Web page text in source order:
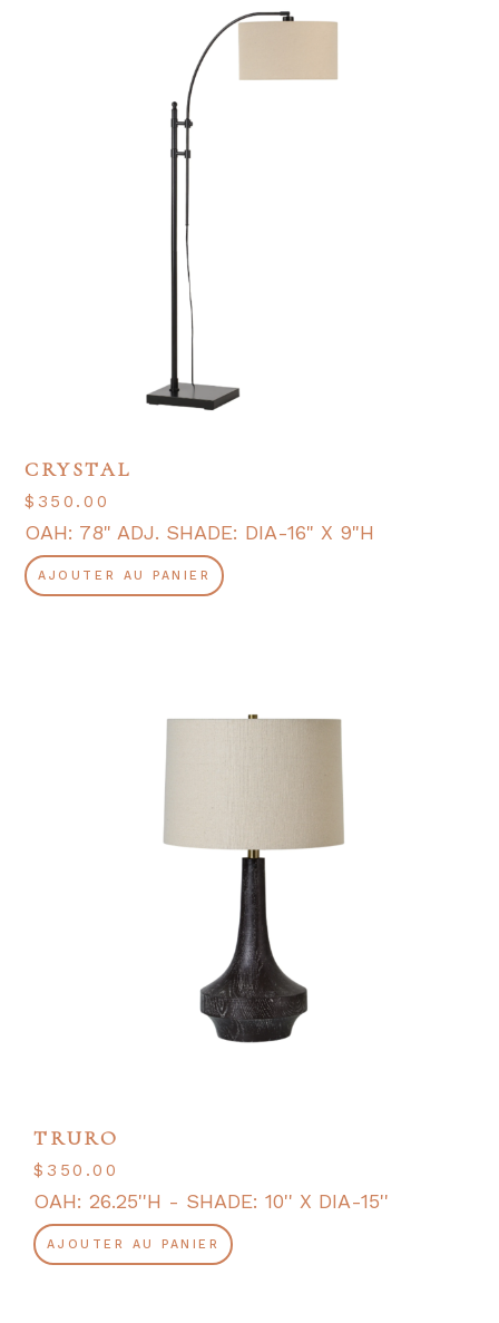
CRYSTAL
$ 350.00
OAH: 78" ADJ. SHADE: DIA-16" X 9"H
AJOUTER AU PANIER
TRURO
$350.00
OAH: 26.25''H - SHADE: 10'' X DIA-15''
AJOUTER AU PANIER